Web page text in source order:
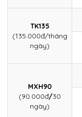
TK135
(135.000đ/tháng
ngày)
MXH90
(90.000đ/30
ngày)